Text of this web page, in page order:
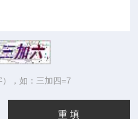
，如：三加四=7